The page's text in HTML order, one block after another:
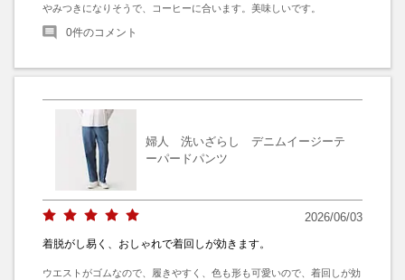
やみつきになりそうで、コーヒーに合います。美味しいです。
0件のコメント
婦人 洗いざらし デニムイージーテ
ーパードパンツ
2026/06/03
着脱がし易く、おしゃれで着回しが効きます。
ウエストがゴムなので、履きやすく、色も形も可愛いので、着回しが効